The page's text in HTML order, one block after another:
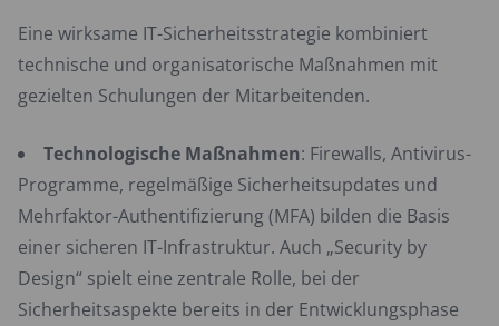
Eine wirksame IT-Sicherheitsstrategie kombiniert
technische und organisatorische Maßnahmen mit
gezielten Schulungen der Mitarbeitenden.
Technologische Maßnahmen: Firewalls, Antivirus-
Programme, regelmäßige Sicherheitsupdates und
Mehrfaktor-Authentifizierung (MFA) bilden die Basis
einer sicheren IT-Infrastruktur. Auch „Security by
Design“ spielt eine zentrale Rolle, bei der
Sicherheitsaspekte bereits in der Entwicklungsphase